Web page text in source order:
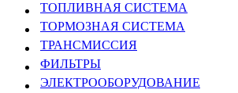
ТОПЛИВНАЯ СИСТЕМА
ТОРМОЗНАЯ СИСТЕМА
ТРАНСМИССИЯ
ФИЛЬТРЫ
ЭЛЕКТРООБОРУДОВАНИЕ